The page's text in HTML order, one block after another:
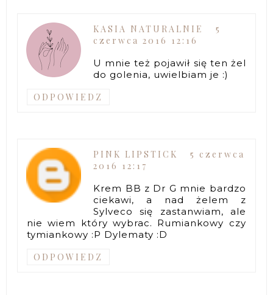
KASIA NATURALNIE
5
czerwca 2016 12:16
U mnie też pojawił się ten żel
do golenia, uwielbiam je :)
ODPOWIEDZ
PINK LIPSTICK
5 czerwca
2016 12:17
Krem BB z Dr G mnie bardzo
ciekawi, a nad żelem z
Sylveco się zastanwiam, ale
nie wiem który wybrac. Rumiankowy czy
tymiankowy :P Dylematy :D
ODPOWIEDZ